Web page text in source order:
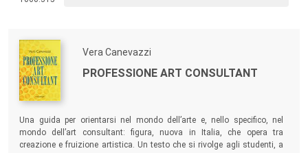
nella gestione operativa di una relazione con un mecenate.
Vera Canevazzi
PROFESSIONE ART CONSULTANT
Una guida per orientarsi nel mondo dell’arte e, nello specifico, nel
mondo dell’art consultant: figura, nuova in Italia, che opera tra
creazione e fruizione artistica. Un testo che si rivolge agli studenti, a